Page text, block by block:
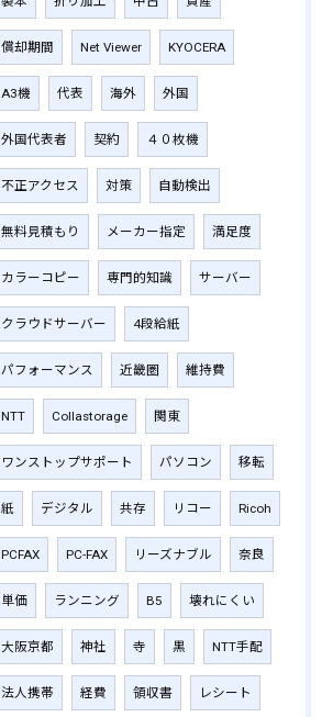
償却期間 Net Viewer KYOCERA
A3機 代表 海外 外国
外国代表者 契約 ４０枚機
不正アクセス 対策 自動検出
無料見積もり メーカー指定 満足度
カラーコピー 専門的知識 サーバー
クラウドサーバー 4段給紙
パフォーマンス 近畿圏 維持費
NTT Collastorage 関東
ワンストップサポート パソコン 移転
紙 デジタル 共存 リコー Ricoh
PCFAX PC-FAX リーズナブル 奈良
単価 ランニング B5 壊れにくい
大阪京都 神社 寺 黒 NTT手配
法人携帯 経費 領収書 レシート